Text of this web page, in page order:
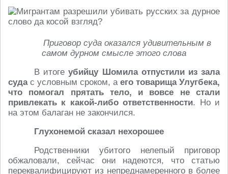
Приговор суда оказался удивительным в
самом дурном смысле этого слова
В итогеубийцу Шомила отпустили из зала
судас условным сроком, а его товарища Улугбека,
что помогал прятать тело, и вовсе не стали
привлекать к какой-либо ответственности. Но и
на этом балаган не закончился.
Глухонемой сказал нехорошее
Родственники убитого нелепый приговор
обжаловали, сейчас они надеются, что статью
переквалифицируют из непреднамеренного в более